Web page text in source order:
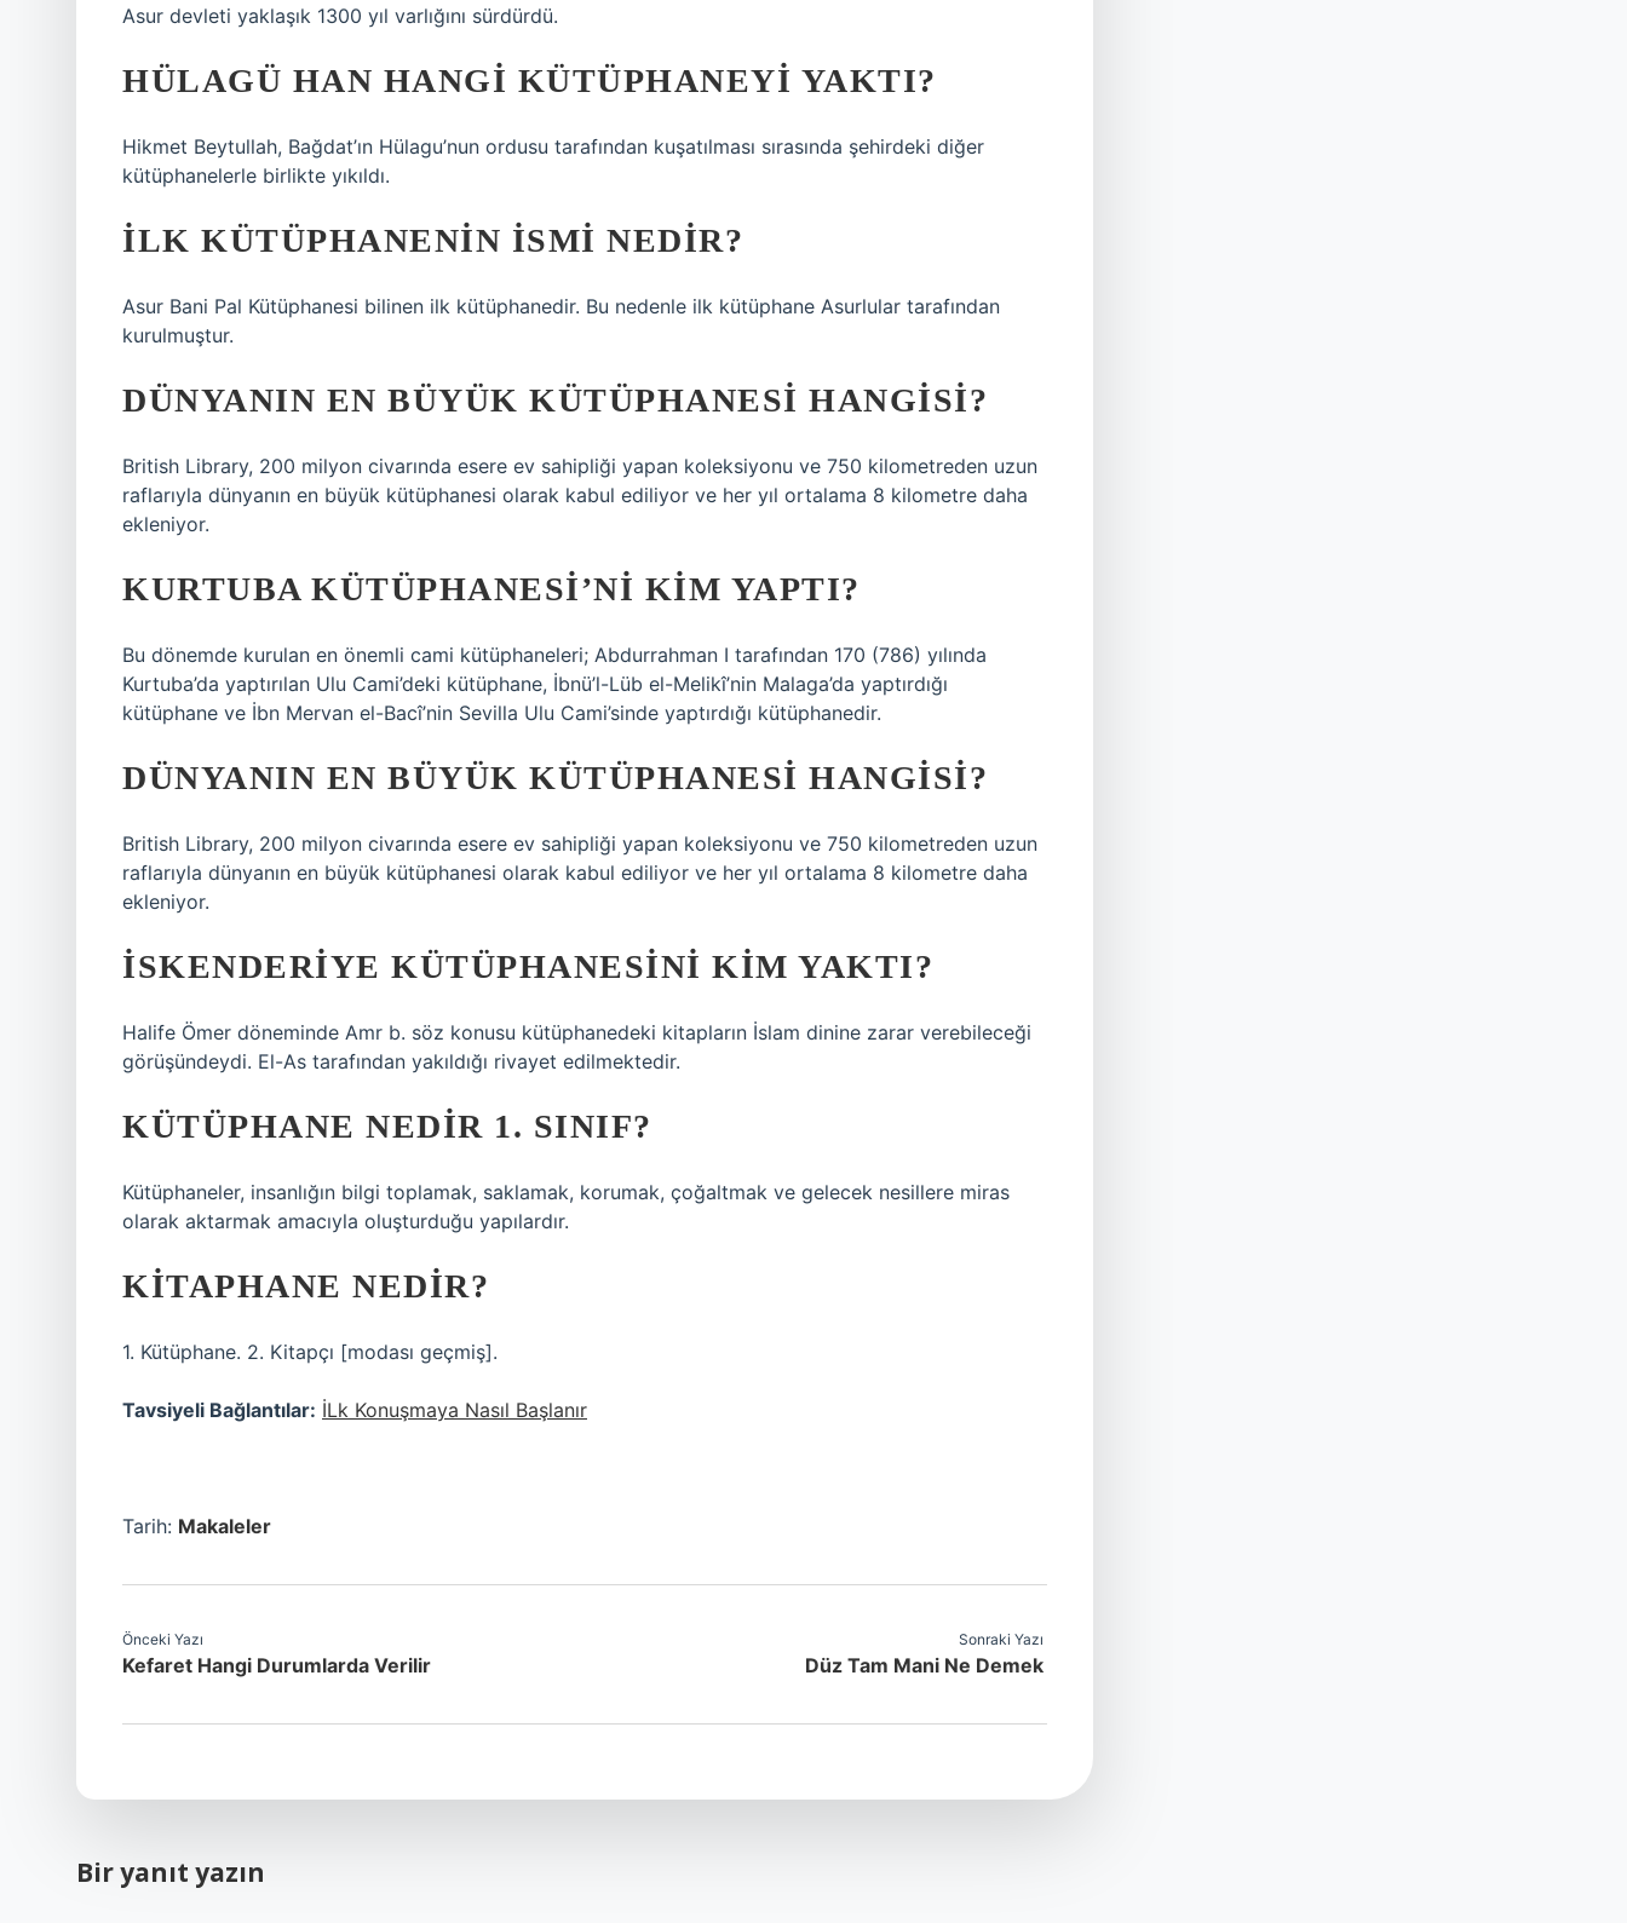
Asur devleti yaklaşık 1300 yıl varlığını sürdürdü.
HÜLAGÜ HAN HANGI KÜTÜPHANEYI YAKTI?
Hikmet Beytullah, Bağdat’ın Hülagu’nun ordusu tarafından kuşatılması sırasında şehirdeki diğer
kütüphanelerle birlikte yıkıldı.
İLK KÜTÜPHANENIN ISMI NEDIR?
Asur Bani Pal Kütüphanesi bilinen ilk kütüphanedir. Bu nedenle ilk kütüphane Asurlular tarafından
kurulmuştur.
DÜNYANIN EN BÜYÜK KÜTÜPHANESI HANGISI?
British Library, 200 milyon civarında esere ev sahipliği yapan koleksiyonu ve 750 kilometreden uzun
raflarıyla dünyanın en büyük kütüphanesi olarak kabul ediliyor ve her yıl ortalama 8 kilometre daha
ekleniyor.
KURTUBA KÜTÜPHANESI’NI KIM YAPTI?
Bu dönemde kurulan en önemli cami kütüphaneleri; Abdurrahman I tarafından 170 (786) yılında
Kurtuba’da yaptırılan Ulu Cami’deki kütüphane, İbnü’l-Lüb el-Melikî’nin Malaga’da yaptırdığı
kütüphane ve İbn Mervan el-Bacî’nin Sevilla Ulu Cami’sinde yaptırdığı kütüphanedir.
DÜNYANIN EN BÜYÜK KÜTÜPHANESI HANGISI?
British Library, 200 milyon civarında esere ev sahipliği yapan koleksiyonu ve 750 kilometreden uzun
raflarıyla dünyanın en büyük kütüphanesi olarak kabul ediliyor ve her yıl ortalama 8 kilometre daha
ekleniyor.
İSKENDERIYE KÜTÜPHANESINI KIM YAKTI?
Halife Ömer döneminde Amr b. söz konusu kütüphanedeki kitapların İslam dinine zarar verebileceği
görüşündeydi. El-As tarafından yakıldığı rivayet edilmektedir.
KÜTÜPHANE NEDIR 1. SINIF?
Kütüphaneler, insanlığın bilgi toplamak, saklamak, korumak, çoğaltmak ve gelecek nesillere miras
olarak aktarmak amacıyla oluşturduğu yapılardır.
KITAPHANE NEDIR?
1. Kütüphane. 2. Kitapçı [modası geçmiş].
Tavsiyeli Bağlantılar: İLk Konuşmaya Nasıl Başlanır
Tarih: Makaleler
Önceki Yazı
Kefaret Hangi Durumlarda Verilir
Sonraki Yazı
Düz Tam Mani Ne Demek
Bir yanıt yazın